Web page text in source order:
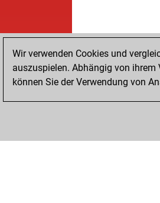
Wir verwenden Cookies und
auszuspielen. Abhängig von ihrem
können Sie der Verwendung von